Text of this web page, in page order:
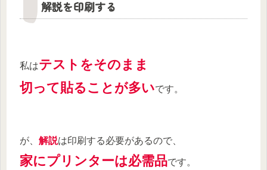
解説を印刷する
私はテストをそのまま
切って貼ることが多いです。
が、 解説は印刷する必要があるので、
家にプリンターは必需品です。